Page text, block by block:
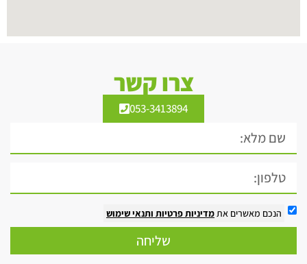
צרו קשר
053-3413894
הנכם מאשרים אתמדיניות פרטיות ותנאי שימוש
שליחה